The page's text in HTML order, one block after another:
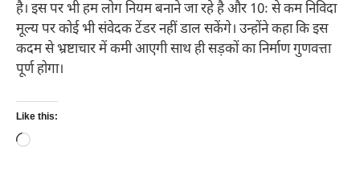
है। इस पर भी हम लोग नियम बनाने जा रहे है और 10ः से कम निविदा
मूल्य पर कोई भी संवेदक टेंडर नहीं डाल सकेंगे। उन्होंने कहा कि इस
कदम से भ्रष्टाचार में कमी आएगी साथ ही सड़कों का निर्माण गुणवत्ता
पूर्ण होगा।
Like this:
Loading…